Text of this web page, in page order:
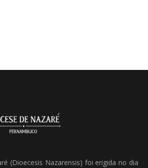
(Dioecesis Nazarensis) foi erigida no dia